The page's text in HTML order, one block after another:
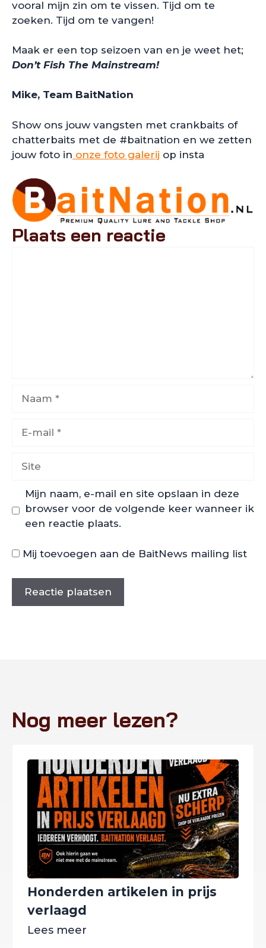
vooral mijn zin om te vissen. Tijd om te
zoeken. Tijd om te vangen!
Maak er een top seizoen van en je weet het;
Don’t Fish The Mainstream!
Mike, Team BaitNation
Show ons jouw vangsten met crankbaits of
chatterbaits met de #baitnation en we zetten
jouw foto in onze foto galerij op insta
Plaats een reactie
Mijn naam, e-mail en site opslaan in deze
browser voor de volgende keer wanneer ik
een reactie plaats.
Mij toevoegen aan de BaitNews mailing list
Nog meer lezen?
Honderden artikelen in prijs
verlaagd
Lees meer